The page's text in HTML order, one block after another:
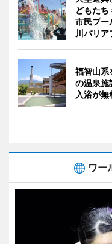
どもた
市民プー
川バリア
福智山系
の温泉施
入浴が無
ワー